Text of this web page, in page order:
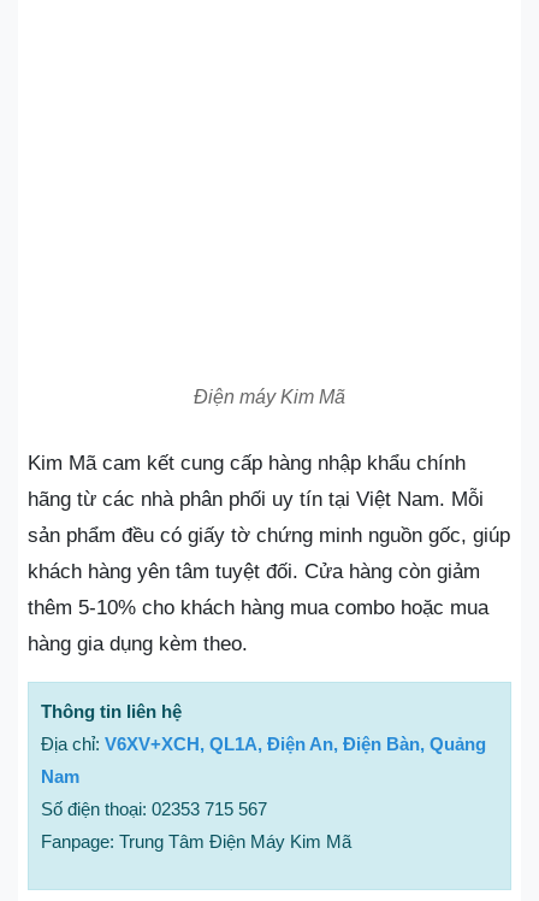
Điện máy Kim Mã
Kim Mã cam kết cung cấp hàng nhập khẩu chính
hãng từ các nhà phân phối uy tín tại Việt Nam. Mỗi
sản phẩm đều có giấy tờ chứng minh nguồn gốc, giúp
khách hàng yên tâm tuyệt đối. Cửa hàng còn giảm
thêm 5-10% cho khách hàng mua combo hoặc mua
hàng gia dụng kèm theo.
Thông tin liên hệ
Địa chỉ: V6XV+XCH, QL1A, Điện An, Điện Bàn, Quảng
Nam
Số điện thoại: 02353 715 567
Fanpage: Trung Tâm Điện Máy Kim Mã